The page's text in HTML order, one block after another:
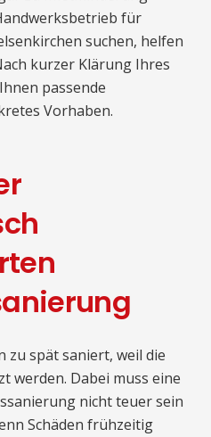
für
suchen, helfen
kurzer Klärung Ihres
passende
Vorhaben.
zu spät saniert, weil die
werden. Dabei muss eine
nicht teuer sein
Schäden frühzeitig